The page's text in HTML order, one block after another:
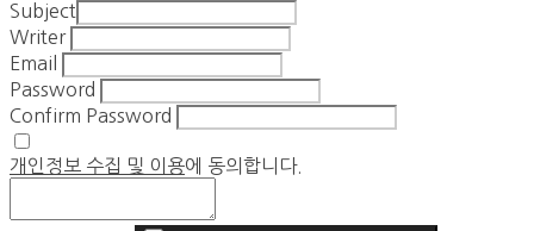
Subject
Writer
Email
Password
Confirm Password
개인정보 수집 및 이용에 동의합니다.